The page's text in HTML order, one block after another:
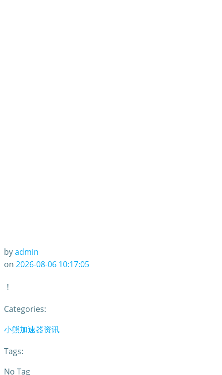
byadmin
on 2026-08-06 10:17:05
！
Categories:
小熊加速器资讯
Tags:
No Tag